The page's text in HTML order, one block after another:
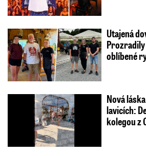
Utajená
oblíbené
Nová
lavicích:
kolegou z